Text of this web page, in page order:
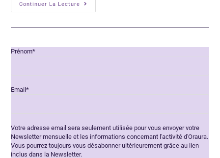
Continuer La Lecture
Prénom*
Email*
Votre adresse email sera seulement utilisée pour vous envoyer votre
Newsletter mensuelle et les informations concernant l'activité d'Oraura.
Vous pourrez toujours vous désabonner ultérieurement grâce au lien
inclus dans la Newsletter.